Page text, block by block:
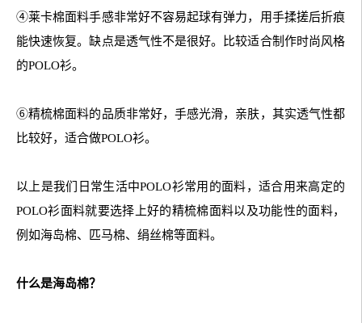
④莱卡棉面料手感非常好不容易起球有弹力，用手揉搓后折痕
能快速恢复。缺点是透气性不是很好。比较适合制作时尚风格
的POLO衫。
⑥精梳棉面料的品质非常好，手感光滑，亲肤，其实透气性都
比较好，适合做POLO衫。
以上是我们日常生活中POLO衫常用的面料，适合用来高定的
POLO衫面料就要选择上好的精梳棉面料以及功能性的面料，
例如海岛棉、匹马棉、绢丝棉等面料。
什么是海岛棉？